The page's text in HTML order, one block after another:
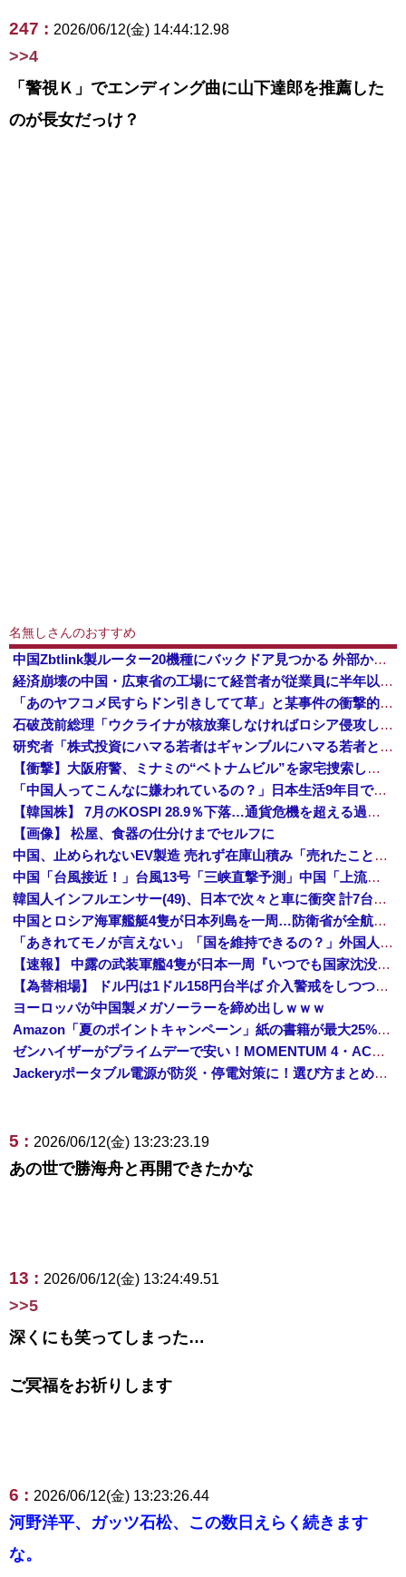
247 : 2026/06/12(金) 14:44:12.98
>>4
「警視Ｋ」でエンディング曲に山下達郎を推薦した
のが長女だっけ？
名無しさんのおすすめ
中国Zbtlink製ルーター20機種にバックドア見つかる 外部から完全制御のおそれ
経済崩壊の中国・広東省の工場にて経営者が従業員に半年以上給料未払いした挙句高飛び。工場は空っぽに
「あのヤフコメ民すらドン引きしてて草」と某事件の衝撃的な公判が話題に、なんか変な力が働いてんのかってくらい……
石破茂前総理「ウクライナが核放棄しなければロシア侵攻しなかった」！
研究者「株式投資にハマる若者はギャンブルにハマる若者と同じ傾向がある」
【衝撃】大阪府警、ミナミの“ベトナムビル”を家宅捜索した結果・・・・・・
「中国人ってこんなに嫌われているの？」日本生活9年目で明かす本心！
【韓国株】 7月のKOSPI 28.9％下落…通貨危機を超える過去最大の下げ幅
【画像】 松屋、食器の仕分けまでセルフに
中国、止められないEV製造 売れず在庫山積み「売れたこと」にして補助金を騙し取る事案を思いつきが横行
中国「台風接近！」台風13号「三峡直撃予測」中国「上流大洪水！（三峡上流」中国都市「8/5の映像（動画」三峡ダム「緊急放流（決壊危機」中国「下流大水害（震え声」→
韓国人インフルエンサー(49)、日本で次々と車に衝突 計7台巻き込み 八王子
中国とロシア海軍艦艇4隻が日本列島を一周…防衛省が全航路を公開！
「あきれてモノが言えない」「国を維持できるの？」外国人の永住許可要件の厳格化で在日中国人の本音は？
【速報】 中露の武装軍艦4隻が日本一周『いつでも国家沈没させられるぞ』
【為替相場】 ドル円は1ドル158円台半ば 介入警戒をしつつ円売りが続行
ヨーロッパが中国製メガソーラーを締め出しｗｗｗ
Amazon「夏のポイントキャンペーン」紙の書籍が最大25%ポイント還元 対象と条件を整理（2026年7月）
ゼンハイザーがプライムデーで安い！MOMENTUM 4・ACCENTUMなど対象モデルまとめ！
Jackeryポータブル電源が防災・停電対策に！選び方まとめ【プライムデー最終日】
5 : 2026/06/12(金) 13:23:23.19
あの世で勝海舟と再開できたかな
13 : 2026/06/12(金) 13:24:49.51
>>5
深くにも笑ってしまった…
ご冥福をお祈りします
6 : 2026/06/12(金) 13:23:26.44
河野洋平、ガッツ石松、この数日えらく続きます
な。